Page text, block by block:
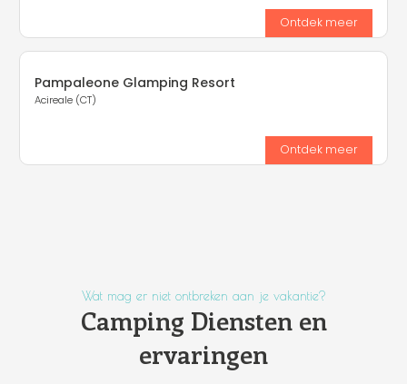
Ontdek meer
Pampaleone Glamping Resort
Acireale (CT)
Ontdek meer
Wat mag er niet ontbreken aan je vakantie?
Camping Diensten en
ervaringen